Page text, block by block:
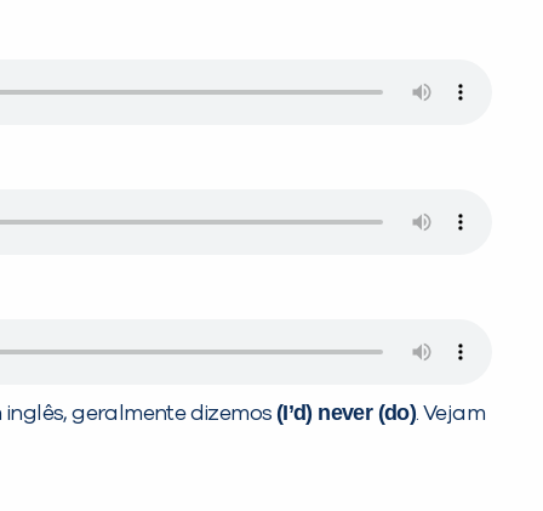
inglês, geralmente dizemos (I’d) never (do). Vejam